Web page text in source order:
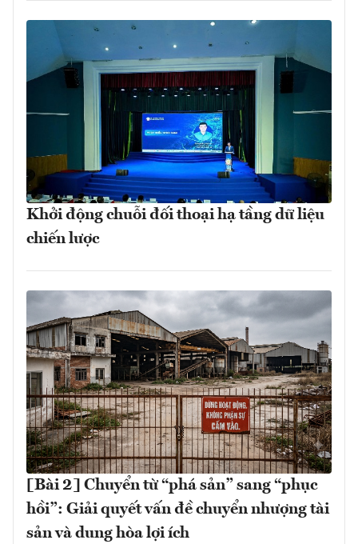
Khởi động chuỗi đối thoại hạ tầng dữ liệu
chiến lược
[Bài 2] Chuyển từ “phá sản” sang “phục
hồi”: Giải quyết vấn đề chuyển nhượng tài
sản và dung hòa lợi ích